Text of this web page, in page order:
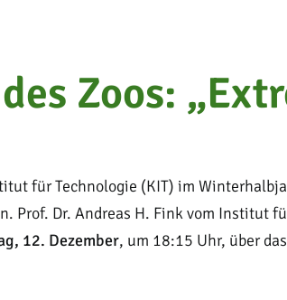
Zoos:
für Technologie (KIT) im
Prof. Dr. Andreas H. Fink vom Institut
12. Dezember, um 18:15 Uhr, über